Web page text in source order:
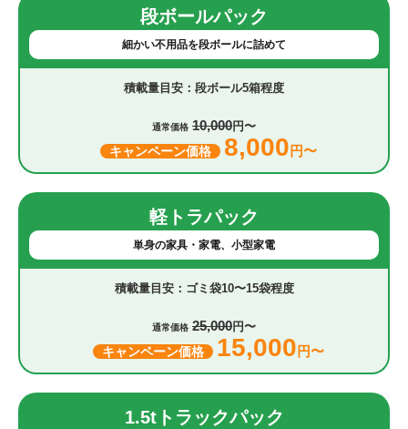
段ボールパック
細かい不用品を段ボールに詰めて
段ボール5箱程度
通常価格 10,000円〜
キャンペーン価格 8,000 円〜
軽トラパック
単身の家具・家電、小型家電
ゴミ袋10〜15袋程度
通常価格 25,000円〜
キャンペーン価格 15,000 円〜
1.5tトラックパック